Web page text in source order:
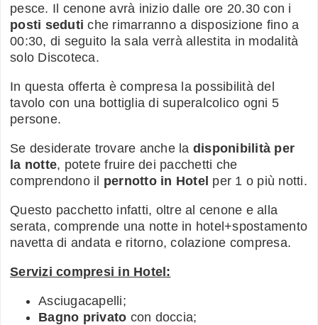
pesce. Il cenone avrà inizio dalle ore 20.30 con i
posti seduti che rimarranno a disposizione fino a
00:30, di seguito la sala verrà allestita in modalità
solo Discoteca.
In questa offerta è compresa la possibilità del
tavolo con una bottiglia di superalcolico ogni 5
persone.
Se desiderate trovare anche la disponibilità per
la notte, potete fruire dei pacchetti che
comprendono il pernotto in Hotel per 1 o più notti.
Questo pacchetto infatti, oltre al cenone e alla
serata, comprende una notte in hotel+spostamento
navetta di andata e ritorno, colazione compresa.
Servizi compresi in Hotel:
Asciugacapelli;
Bagno privato con doccia;